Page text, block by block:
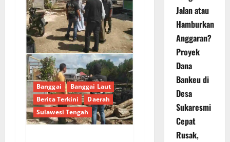
Banggai
Banggai Laut
Berita Terkini
Daerah
Sulawesi Tengah
Jalan atau
Hamburkan
Anggaran?
Proyek
Dana
Bankeu di
Desa
Sukaresmi
Cepat
Rusak,